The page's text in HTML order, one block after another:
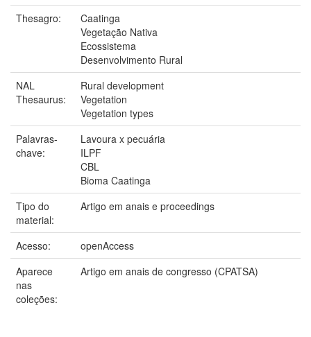
Thesagro:
Caatinga
Vegetação Nativa
Ecossistema
Desenvolvimento Rural
NAL
Thesaurus:
Rural development
Vegetation
Vegetation types
Palavras-
chave:
Lavoura x pecuária
ILPF
CBL
Bioma Caatinga
Tipo do
material:
Artigo em anais e proceedings
Acesso:
openAccess
Aparece
nas
coleções:
Artigo em anais de congresso (CPATSA)